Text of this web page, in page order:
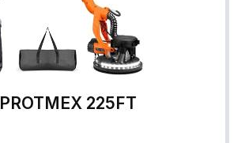
PROTMEX 225FT